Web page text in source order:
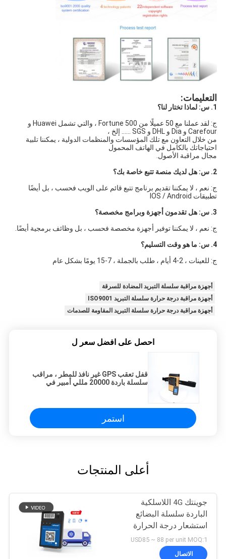
التعليمات:
1. س: لماذا تختار لنا؟
Carefour و Dia و DHL و SGS ...... إلخ ،
احتياجاتك بالكامل في الهاتف المحمول
مجال مراقبة الأصول.
2. س: هل لديك منصة تتبع خاصة بك؟
تطبيقات IOS / Android
3. س: هل تقدمون أجهزة وبرامج مخصصة؟
ج: نعم ، لا يمكننا توفير أجهزة مخصصة فحسب ، بل وظائف برمجية أيضًا.
4. س: ما هو وقت التسليم؟
ج: للعينات ، 2-4 أيام ، طلب بالجملة ، 7-15 يومًا بشكل عام
أجهزة مراقبة سلسلة التبريد المضادة للسرقة
أجهزة مراقبة درجة حرارة سلسلة التبريد ISO9001
أجهزة مراقبة درجة حرارة سلسلة التبريد المقاومة للصدمات
احصل على افضل سعر ل
قفل تعقب GPS غير نافذ للمطر ، مراقب
سلسلة باردة 20000 مللي أمبير في
استمر
أعلى المنتجات
جوينتك 4G اللاسلكية
الباردة سلسلة البضائع
استشعار درجة الحرارة
والرطوبة GPS المقتفي
USD85 ~ 88 per unit MOQ:1
الاتصال